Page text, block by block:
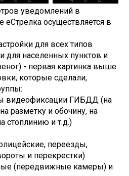
уведомлений в
еСтрелка осуществляется в
для всех типов
для населенных пунктов и
- первая картинка выше
которые сделали,
видеофиксации ГИБДД (на
разметку и обочину, на
стоплинию и т.д.)
переезды,
и перекрестки)
(передвижные камеры) и